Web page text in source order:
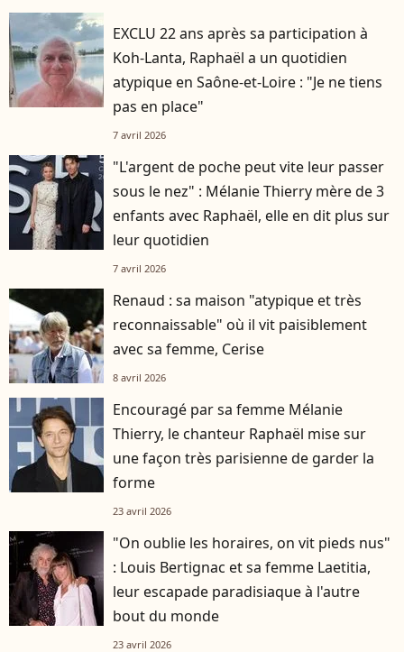
EXCLU 22 ans après sa participation à
Koh-Lanta, Raphaël a un quotidien
atypique en Saône-et-Loire : "Je ne tiens
pas en place"
7 avril 2026
"L'argent de poche peut vite leur passer
sous le nez" : Mélanie Thierry mère de 3
enfants avec Raphaël, elle en dit plus sur
leur quotidien
7 avril 2026
Renaud : sa maison "atypique et très
reconnaissable" où il vit paisiblement
avec sa femme, Cerise
8 avril 2026
Encouragé par sa femme Mélanie
Thierry, le chanteur Raphaël mise sur
une façon très parisienne de garder la
forme
23 avril 2026
"On oublie les horaires, on vit pieds nus"
: Louis Bertignac et sa femme Laetitia,
leur escapade paradisiaque à l'autre
bout du monde
23 avril 2026